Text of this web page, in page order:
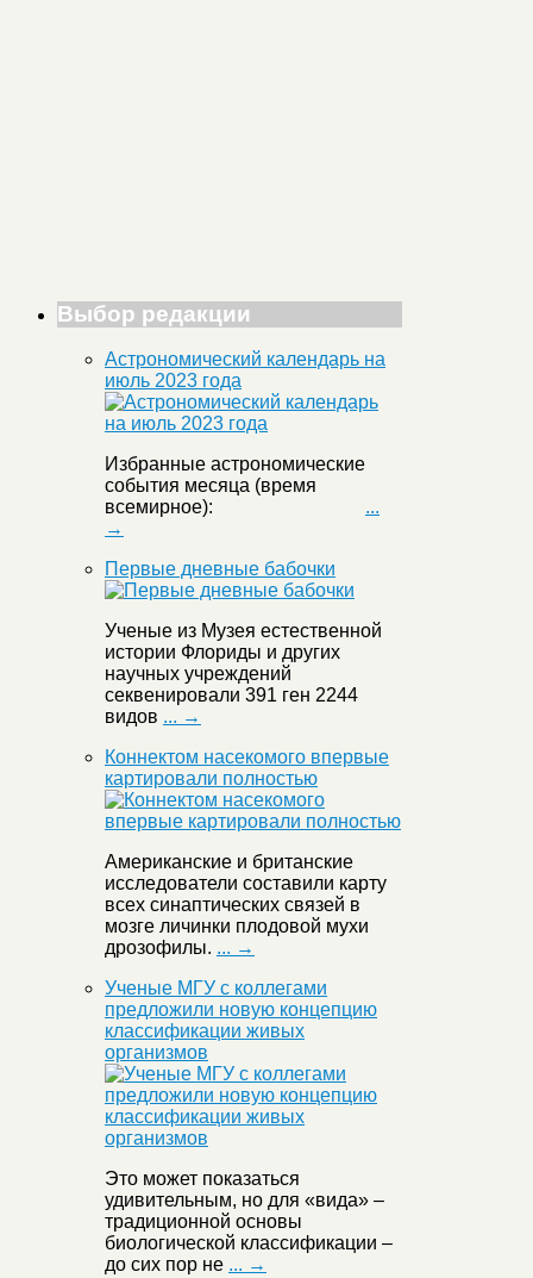
Выбор редакции
Астрономический календарь на
июль 2023 года
Избранные астрономические
события месяца (время
всемирное): ...
→
Первые дневные бабочки
Ученые из Музея естественной
истории Флориды и других
научных учреждений
секвенировали 391 ген 2244
видов ... →
Коннектом насекомого впервые
картировали полностью
Американские и британские
исследователи составили карту
всех синаптических связей в
мозге личинки плодовой мухи
дрозофилы. ... →
Ученые МГУ с коллегами
предложили новую концепцию
классификации живых
организмов
Это может показаться
удивительным, но для «вида» –
традиционной основы
биологической классификации –
до сих пор не ... →